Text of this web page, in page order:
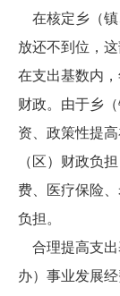
在核定乡（镇
放还不到位，
在支出基数内
财政。由于乡
资、政策性提
（区）财政负
费、医疗保险
负担。
合理提高支出
办）事业发展经